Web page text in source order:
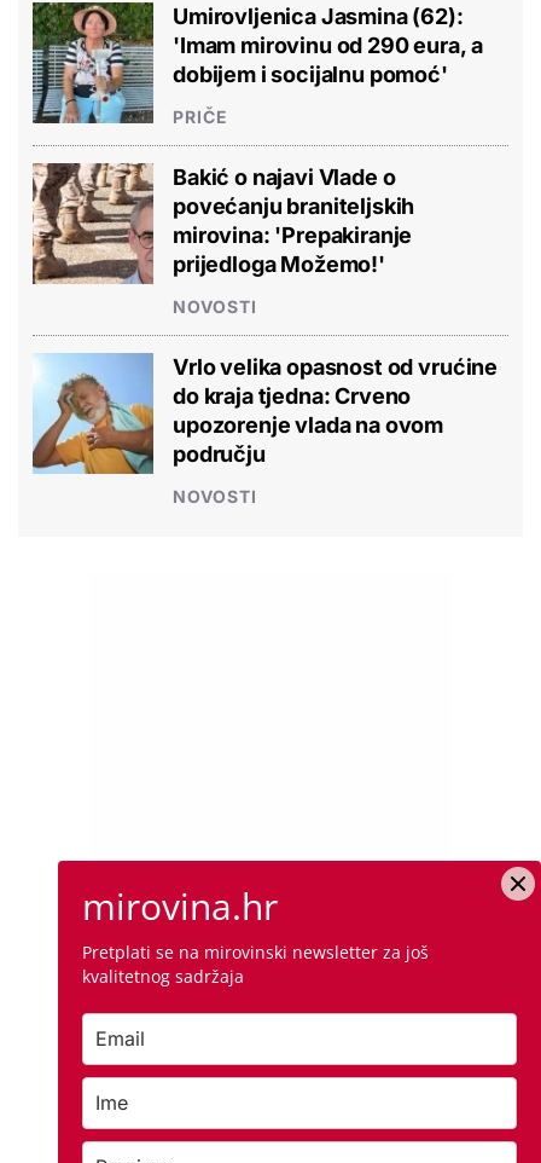
Umirovljenica Jasmina (62):
'Imam mirovinu od 290 eura, a
dobijem i socijalnu pomoć'
PRIČE
Bakić o najavi Vlade o
povećanju braniteljskih
mirovina: 'Prepakiranje
prijedloga Možemo!'
NOVOSTI
Vrlo velika opasnost od vrućine
do kraja tjedna: Crveno
upozorenje vlada na ovom
području
NOVOSTI
mirovina.hr
Pretplati se na mirovinski newsletter za još
kvalitetnog sadržaja